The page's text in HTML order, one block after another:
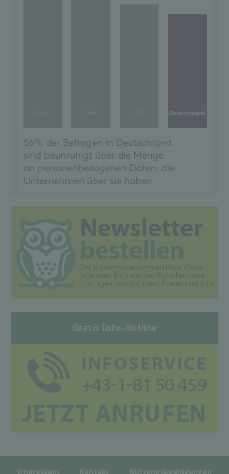
Gratis Info-Hotline
Impressum Kontakt Nutzungsbedingungen